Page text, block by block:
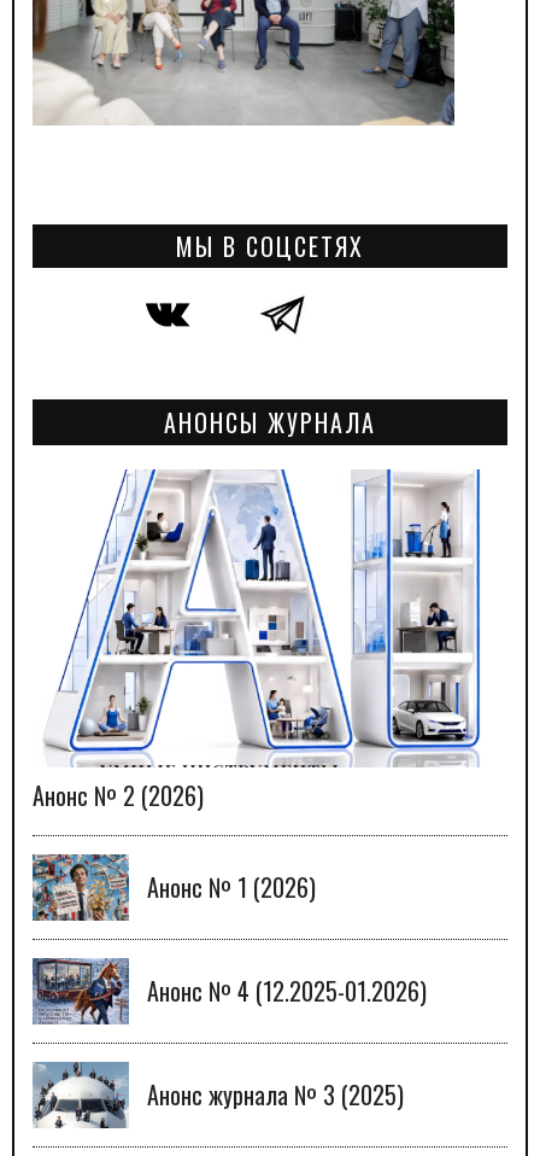
МЫ В СОЦСЕТЯХ
АНОНСЫ ЖУРНАЛА
Анонс № 2 (2026)
Анонс № 1 (2026)
Анонс № 4 (12.2025-01.2026)
Анонс журнала № 3 (2025)